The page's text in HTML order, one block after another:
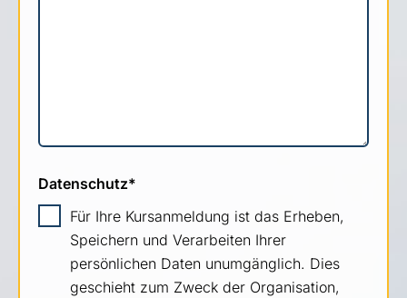
Datenschutz*
Für Ihre Kursanmeldung ist das Erheben,
Speichern und Verarbeiten Ihrer
persönlichen Daten unumgänglich. Dies
geschieht zum Zweck der Organisation,